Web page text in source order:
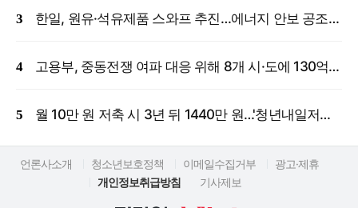
한일, 원유·석유제품 스와프 추진…에너지 안보 공조 강화
고용부, 중동전쟁 여파 대응 위해 8개 시·도에 130억 원 긴급 투입
월 10만 원 저축 시 3년 뒤 1440만 원…'청년내일저축계좌' 신규 모집
언론사소개 청소년보호정책 이메일수집거부
광고·제휴
개인정보취급방침
기사제보